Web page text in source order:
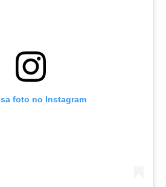
foto no Instagram